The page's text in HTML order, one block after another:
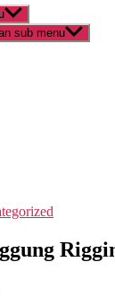
sub menu